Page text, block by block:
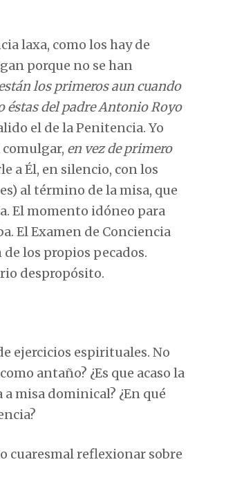
laxa, como los hay de
porque no se han
los primeros aun cuando
éstas del padre Antonio Royo
el de la Penitencia. Yo
en vez de primero
a Él, en silencio, con los
al término de la misa, que
El momento idóneo para
El Examen de Conciencia
los propios pecados.
despropósito.
ejercicios espirituales. No
antaño? ¿Es que acaso la
misa dominical? ¿En qué
cuaresmal reflexionar sobre